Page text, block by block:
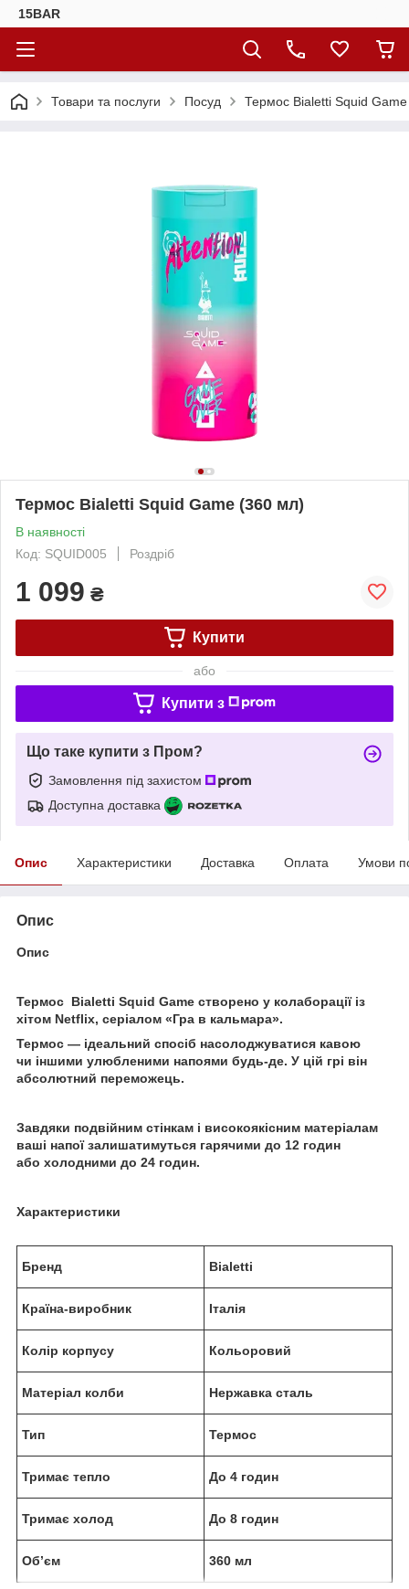
15BAR
Товари та послуги Посуд Термос Bialetti Squid
Термос Bialetti Squid Game (360 мл)
В наявності
Код: SQUID005
Роздріб
1 099 ₴
Купити
або
Купити з
Що таке купити з Пром?
Замовлення під захистом
Доступна доставка
Опис Характеристики Доставка Оплата Умови
Опис
Опис
Термос Bialetti Squid Game створено у колаборації із
хітом Netflix, серіалом «Гра в кальмара».
Термос — ідеальний спосіб насолоджуватися кавою
чи іншими улюбленими напоями будь-де. У цій грі він
абсолютний переможець.
Завдяки подвійним стінкам і високоякісним матеріалам
ваші напої залишатимуться гарячими до 12 годин
або холодними до 24 годин.
Характеристики
Бренд Bialetti
Країна-виробник Італія
Колір корпусу Кольоровий
Матеріал колби Нержавка сталь
Тип Термос
Тримає тепло До 4 годин
Тримає холод До 8 годин
Обʼєм 360 мл